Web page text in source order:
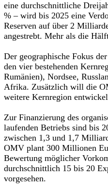
eine durchschnittliche
% – wird bis 2025 eine
Reserven auf über 2
angestrebt. Mehr als die
Der geographische Fokus
den vier bestehenden
Rumänien), Nordsee,
Afrika. Zusätzlich will die
weitere Kernregion
Zur Finanzierung des
laufenden Betriebs sind bis
zwischen 1,3 und 1,7
OMV plant 300 Millionen
Bewertung möglicher
durchschnittlich 15 bis 20
vorgesehen.